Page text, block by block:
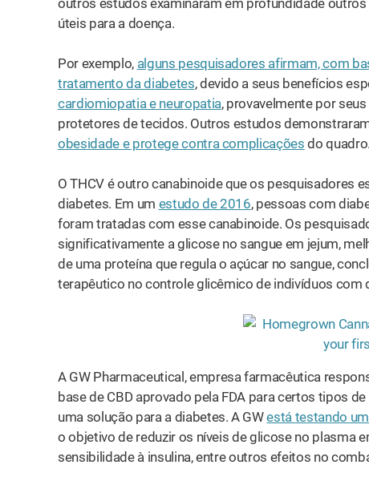
outros estudos examinaram em profundidade
úteis para a doença.
Por exemplo, alguns pesquisadores afirmam, com
tratamento da diabetes, devido a seus benefícios
cardiomiopatia e neuropatia, provavelmente por
protetores de tecidos. Outros estudos
obesidade e protege contra complicações do quadro.
O THCV é outro canabinoide que os pesquisadores
diabetes. Em um estudo de 2016, pessoas com
foram tratadas com esse canabinoide. Os
significativamente a glicose no sangue em jejum,
de uma proteína que regula o açúcar no sangue,
terapêutico no controle glicêmico de indivíduos com
A GW Pharmaceutical, empresa farmacêutica
base de CBD aprovado pela FDA para certos tipos
uma solução para a diabetes. A GWestá testando
o objetivo de reduzir os níveis de glicose no plasma
sensibilidade à insulina, entre outros efeitos no